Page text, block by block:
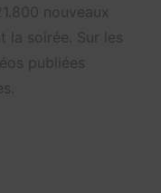
nouveaux
la soirée. Sur les
publiées